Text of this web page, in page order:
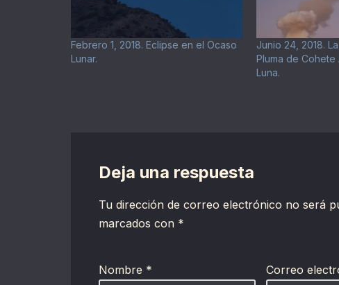
Febrero 1, 2018. Eclipse en el Ocaso
Lunar.
Junio 24, 2018.
Pluma de Cohete
Luna.
Deja una respuesta
Tu dirección de correo electrónico no será
marcados con *
Nombre * Correo